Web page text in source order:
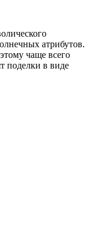
атрибутов.
чаще всего
поделки в виде